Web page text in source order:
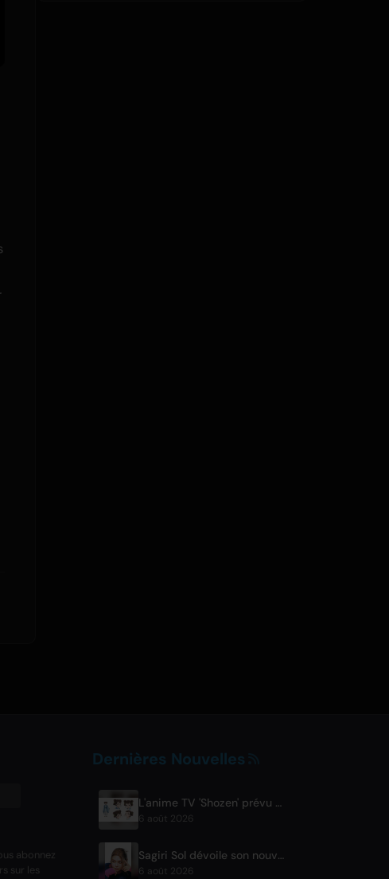
abonnez
sur les
Dernières Nouvelles
L'anime TV 'Shozen' prévu pour avril 2027 sur Fuji TV
6 août 2026
Sagiri Sol dévoile son nouveau single 'next to your love' après une pause
6 août 2026